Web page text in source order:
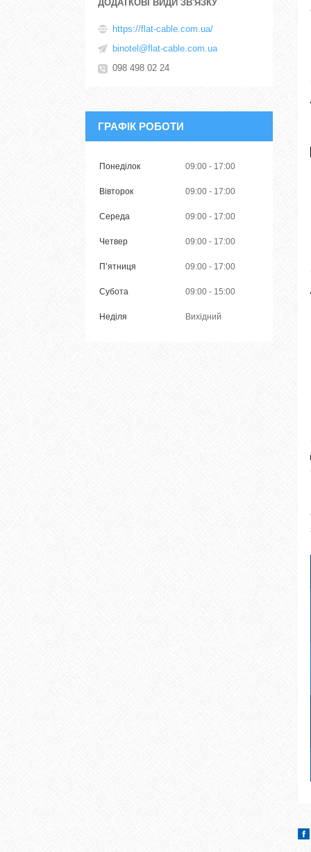
https://flat-cable.com.ua/
binotel@flat-cable.com.ua
098 498 02 24
ГРАФІК РОБОТИ
Понеділок 09:00 17:00
Вівторок 09:00 17:00
Середа 09:00 17:00
Четвер 09:00 17:00
Пʼятниця 09:00 17:00
Субота 09:00 15:00
Неділя Вихідний